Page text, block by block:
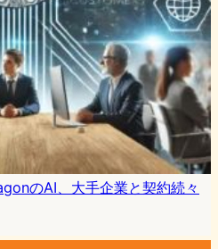
のAI、大手企業と契約続々